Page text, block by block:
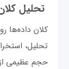
تحلیل
کلان
تحلیل،
حجم عظیمی از